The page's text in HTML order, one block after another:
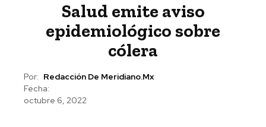
Salud emite aviso
epidemiológico sobre
cólera
Por: Redacción De Meridiano.mx
Fecha:
octubre 6, 2022